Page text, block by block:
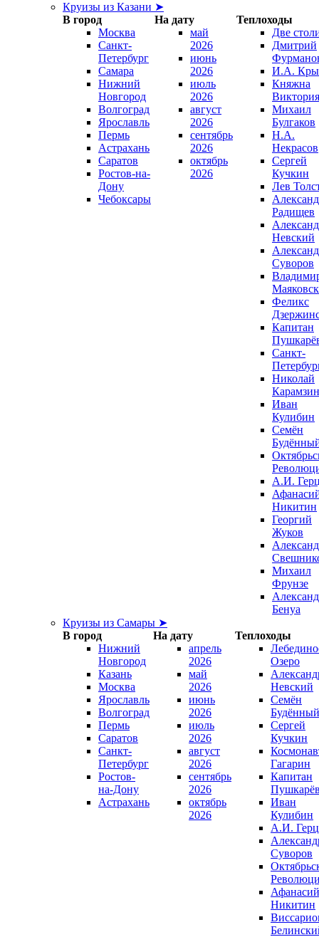
Круизы из Казани ➤
В город
На дату
Теплоходы
Москва
Санкт-
Петербург
Самара
Нижний
Новгород
Волгоград
Ярославль
Пермь
Астрахань
Саратов
Ростов-на-
Дону
Чебоксары
май
2026
июнь
2026
июль
2026
август
2026
сентябрь
2026
октябрь
2026
Две
Дмитрий
И.А.
Княжна
Виктория
Михаил
Булгаков
Н.А.
Некрасов
Сергей
Кучкин
Лев
Радищев
Невский
Суворов
Феликс
Капитан
Санкт-
Николай
Карамзин
Иван
Кулибин
Семён
А.И.
Никитин
Георгий
Жуков
Михаил
Фрунзе
Бенуа
Круизы из Самары ➤
В город
На дату
Теплоходы
Нижний
Новгород
Казань
Москва
Ярославль
Волгоград
Пермь
Саратов
Санкт-
Петербург
Ростов-
на-Дону
Астрахань
апрель
2026
май
2026
июнь
2026
июль
2026
август
2026
сентябрь
2026
октябрь
2026
Озеро
Невский
Семён
Будённый
Сергей
Кучкин
Гагарин
Капитан
Иван
Кулибин
А.И.
Суворов
Афанасий
Никитин